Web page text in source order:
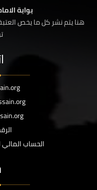
بوابة
هنا يتم نشر كل ما يخص
الحساب